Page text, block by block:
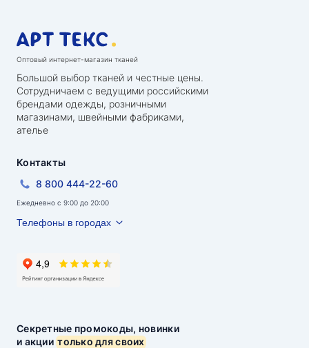
Оптовый интернет-магазин тканей
Большой выбор тканей и честные цены.
Сотрудничаем с ведущими российскими
брендами одежды, розничными
магазинами, швейными фабриками,
ателье
Секретные промокоды, новинки
и акциитолько для своих
Контакты
8 800 444-22-60
Ежедневно с 9:00 до 20:00
Телефоны в городах